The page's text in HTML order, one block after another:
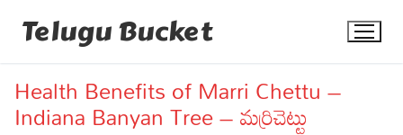
Telugu Bucket
Health Benefits of Marri Chettu –
Indiana Banyan Tree – మర్రిచెట్టు